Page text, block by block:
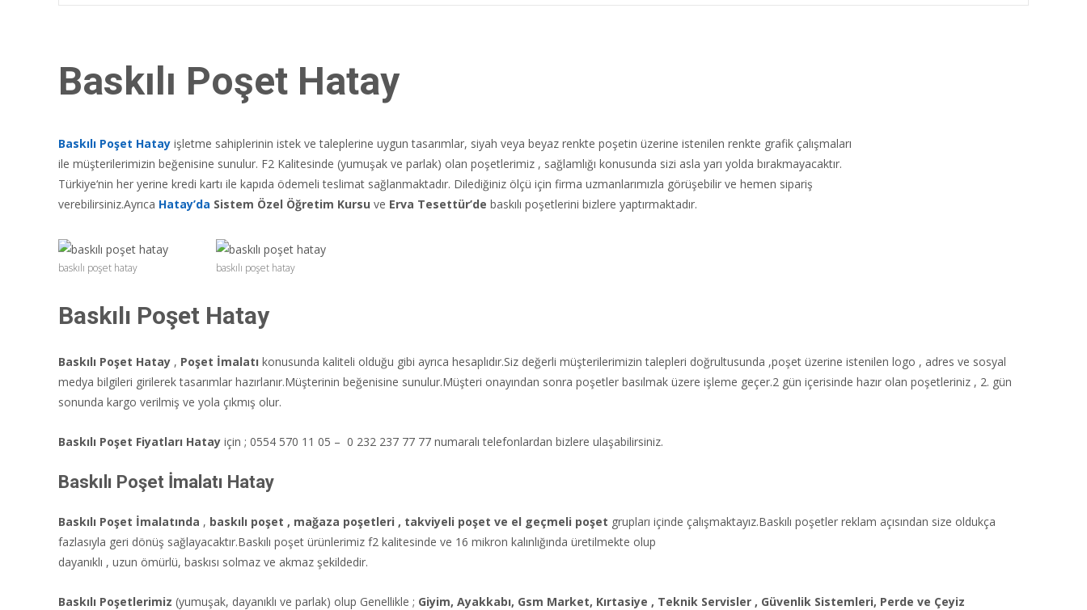
Baskılı Poşet Hatay
Baskılı Poşet Hatay işletme sahiplerinin istek ve taleplerine uygun tasarımlar, siyah veya beyaz renkte poşetin üzerine istenilen renkte grafik çalışmaları
ile müşterilerimizin beğenisine sunulur. F2 Kalitesinde (yumuşak ve parlak) olan poşetlerimiz , sağlamlığı konusunda sizi asla yarı yolda bırakmayacaktır.
Türkiye‘nin her yerine kredi kartı ile kapıda ödemeli teslimat sağlanmaktadır. Dilediğiniz ölçü için firma uzmanlarımızla görüşebilir ve hemen sipariş
verebilirsiniz.Ayrıca Hatay’da Sistem Özel Öğretim Kursu ve Erva Tesettür’de baskılı poşetlerini bizlere yaptırmaktadır.
baskılı poşet hatay baskılı poşet hatay
Baskılı Poşet Hatay
Baskılı Poşet Hatay , Poşet İmalatı konusunda kaliteli olduğu gibi ayrıca hesaplıdır.Siz değerli müşterilerimizin talepleri doğrultusunda ,poşet üzerine istenilen logo , adres ve sosyal
medya bilgileri girilerek tasarımlar hazırlanır.Müşterinin beğenisine sunulur.Müşteri onayından sonra poşetler basılmak üzere işleme geçer.2 gün içerisinde hazır olan poşetleriniz , 2. gün
sonunda kargo verilmiş ve yola çıkmış olur.
Baskılı Poşet Fiyatları Hatay için ; 0554 570 11 05 – 0 232 237 77 77 numaralı telefonlardan bizlere ulaşabilirsiniz.
Baskılı Poşet İmalatı Hatay
Baskılı Poşet İmalatında , baskılı poşet , mağaza poşetleri , takviyeli poşet ve el geçmeli poşet grupları içinde çalışmaktayız.Baskılı poşetler reklam açısından size oldukça
fazlasıyla geri dönüş sağlayacaktır.Baskılı poşet ürünlerimiz f2 kalitesinde ve 16 mikron kalınlığında üretilmekte olup
dayanıklı , uzun ömürlü, baskısı solmaz ve akmaz şekildedir.
Baskılı Poşetlerimiz (yumuşak, dayanıklı ve parlak) olup Genellikle ; Giyim, Ayakkabı, Gsm Market, Kırtasiye , Teknik Servisler , Güvenlik Sistemleri, Perde ve Çeyiz